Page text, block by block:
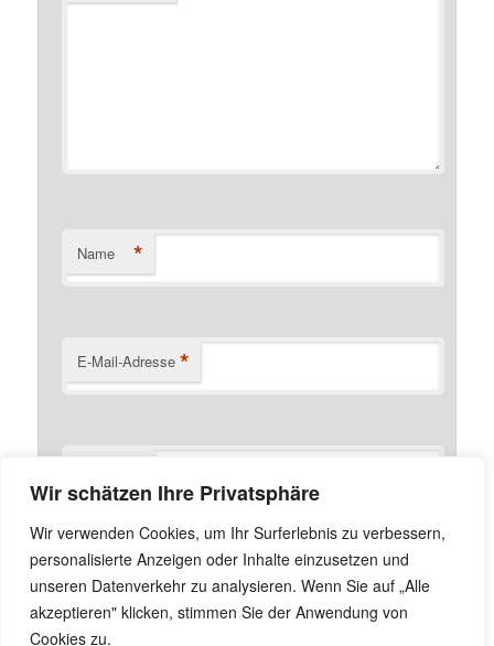
Wir schätzen Ihre Privatsphäre
Wir verwenden Cookies, um Ihr Surferlebnis zu verbessern,
personalisierte Anzeigen oder Inhalte einzusetzen und
unseren Datenverkehr zu analysieren. Wenn Sie auf „Alle
akzeptieren" klicken, stimmen Sie der Anwendung von
Cookies zu.
Name *
E-Mail-Adresse *
Name, E-Mail-Adresse und Website in diesem Browser
für meinen nächsten Kommentar speichern.